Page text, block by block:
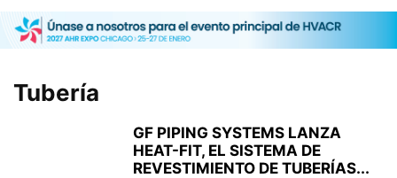
Tubería
GF PIPING SYSTEMS LANZA
HEAT-FIT, EL SISTEMA DE
REVESTIMIENTO DE TUBERÍAS...